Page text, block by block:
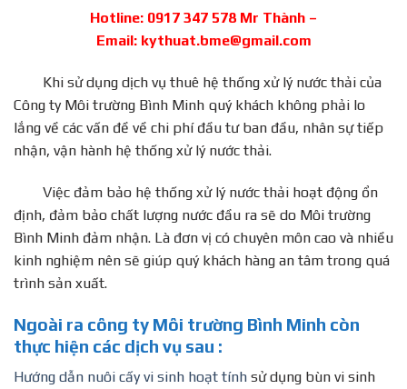
Hotline: 0917 347 578 Mr Thành –
Email: kythuat.bme@gmail.com
Khi sử dụng dịch vụ thuê hệ thống xử lý nước thải của
Công ty Môi trường Bình Minh quý khách không phải lo
lắng về các vấn đề về chi phí đầu tư ban đầu, nhân sự tiếp
nhận, vận hành hệ thống xử lý nước thải.
Việc đảm bảo hệ thống xử lý nước thải hoạt động ổn
định, đảm bảo chất lượng nước đầu ra sẽ do Môi trường
Bình Minh đảm nhận. Là đơn vị có chuyên môn cao và nhiều
kinh nghiệm nên sẽ giúp quý khách hàng an tâm trong quá
trình sản xuất.
Ngoài ra công ty Môi trường Bình Minh còn
thực hiện các dịch vụ sau :
Hướng dẫn nuôi cấy vi sinh hoạt tính sử dụng bùn vi sinh